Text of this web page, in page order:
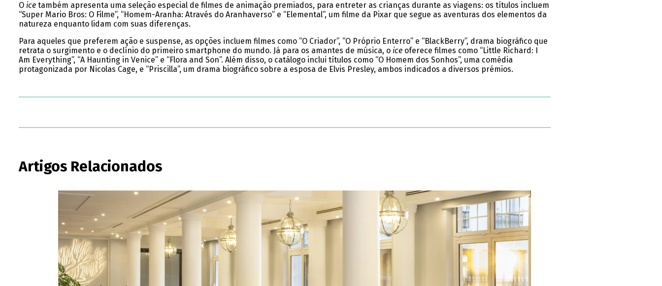
O icetambém apresenta uma seleção especial de filmes de animação premiados, para entreter as crianças durante as viagens: os títulos incluem
“Super Mario Bros: O Filme”, “Homem-Aranha: Através do Aranhaverso” e “Elemental”, um filme da Pixar que segue as aventuras dos elementos da
natureza enquanto lidam com suas diferenças.
Para aqueles que preferem ação e suspense, as opções incluem filmes como “O Criador”, “O Próprio Enterro” e “BlackBerry”, drama biográfico que
retrata o surgimento e o declínio do primeiro smartphone do mundo. Já para os amantes de música, o iceoferece filmes como “Little Richard: I
Am Everything”, “A Haunting in Venice” e “Flora and Son”. Além disso, o catálogo inclui títulos como “O Homem dos Sonhos”, uma comédia
protagonizada por Nicolas Cage, e “Priscilla”, um drama biográfico sobre a esposa de Elvis Presley, ambos indicados a diversos prémios.
Artigos Relacionados